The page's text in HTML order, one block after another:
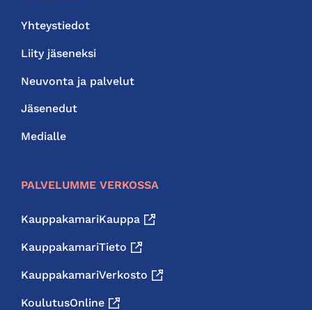
Yhteystiedot
Liity jäseneksi
Neuvonta ja palvelut
Jäsenedut
Medialle
PALVELUMME VERKOSSA
KauppakamariKauppa
KauppakamariTieto
KauppakamariVerkosto
KoulutusOnline